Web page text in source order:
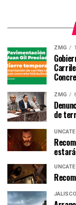
ZMG
ZMG
de
JALISCO